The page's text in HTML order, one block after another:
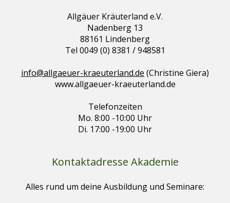
Allgäuer Kräuterland e.V.
Nadenberg 13
88161 Lindenberg
Tel 0049 (0) 8381 / 948581
info@allgaeuer-kraeuterland.de (Christine Giera)
www.allgaeuer-kraeuterland.de
Telefonzeiten
Mo. 8:00 -10:00 Uhr
Di. 17:00 -19:00 Uhr
Kontaktadresse Akademie
Alles rund um deine Ausbildung und Seminare: